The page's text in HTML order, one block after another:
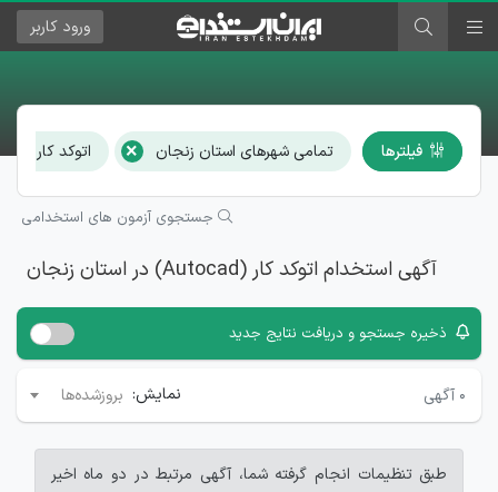
ورود کاربر
فیلترها تمامی شهرهای استان زنجان × اتوکد کار (Autocad)
جستجوی آزمون های استخدامی
آگهی استخدام اتوکد کار (Autocad) در استان زنجان
ذخیره جستجو و دریافت نتایج جدید
۰ آگهی نمایش: بروزشده‌ها
طبق تنظیمات انجام گرفته شما، آگهی مرتبط در دو ماه اخیر